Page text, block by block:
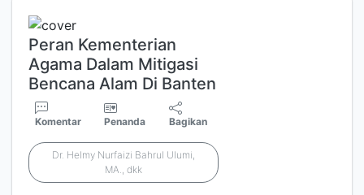
Peran Kementerian
Agama Dalam Mitigasi
Bencana Alam Di Banten
Komentar Penanda Bagikan
Dr. Helmy Nurfaizi Bahrul Ulumi,
MA., dkk